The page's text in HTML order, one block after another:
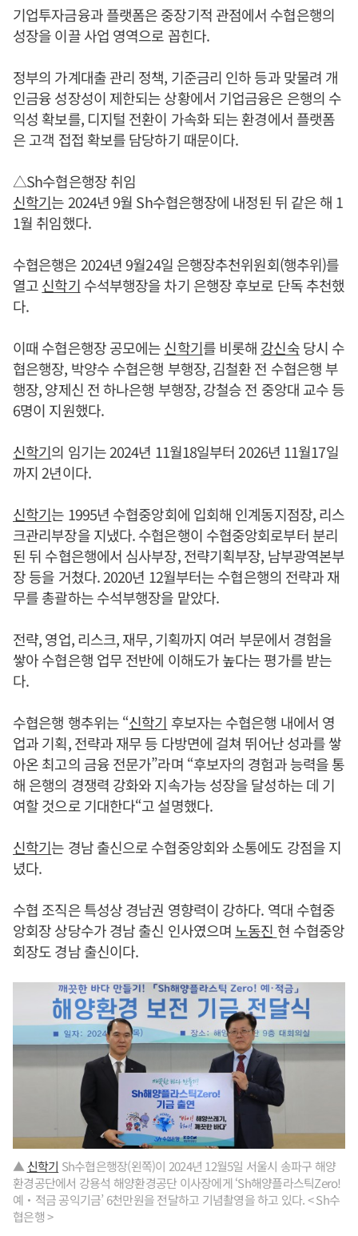
기업투자금융과 플랫폼은 중장기적 관점에서 수협은행의
성장을 이끌 사업 영역으로 꼽힌다.
정부의 가계대출 관리 정책, 기준금리 인하 등과 맞물려 개
인금융 성장성이 제한되는 상황에서 기업금융은 은행의 수
익성 확보를, 디지털 전환이 가속화 되는 환경에서 플랫폼
은 고객 접접 확보를 담당하기 때문이다.
△Sh수협은행장 취임
신학기는 2024년 9월 Sh수협은행장에 내정된 뒤 같은 해 1
1월 취임했다.
수협은행은 2024년 9월24일 은행장추천위원회(행추위)를
열고신학기 수석부행장을 차기 은행장 후보로 단독 추천했
다.
이때 수협은행장 공모에는신학기를 비롯해 강신숙당시 수
협은행장, 박양수 수협은행 부행장, 김철환 전 수협은행 부
행장, 양제신 전 하나은행 부행장, 강철승 전 중앙대 교수 등
6명이 지원했다.
신학기의 임기는 2024년 11월18일부터 2026년 11월17일
까지 2년이다.
신학기는 1995년 수협중앙회에 입회해 인계동지점장, 리스
크관리부장을 지냈다. 수협은행이 수협중앙회로부터 분리
된 뒤 수협은행에서 심사부장, 전략기획부장, 남부광역본부
장 등을 거쳤다. 2020년 12월부터는 수협은행의 전략과 재
무를 총괄하는 수석부행장을 맡았다.
전략, 영업, 리스크, 재무, 기획까지 여러 부문에서 경험을
쌓아 수협은행 업무 전반에 이해도가 높다는 평가를 받는
다.
수협은행 행추위는 “신학기 후보자는 수협은행 내에서 영
업과 기획, 전략과 재무 등 다방면에 걸쳐 뛰어난 성과를 쌓
아온 최고의 금융 전문가”라며 “후보자의 경험과 능력을 통
해 은행의 경쟁력 강화와 지속가능 성장을 달성하는 데 기
여할 것으로 기대한다“고 설명했다.
신학기는 경남 출신으로 수협중앙회와 소통에도 강점을 지
녔다.
수협 조직은 특성상 경남권 영향력이 강하다. 역대 수협중
앙회장 상당수가 경남 출신 인사였으며 노동진 현 수협중앙
회장도 경남 출신이다.
▲ 신학기 Sh수협은행장(왼쪽)이 2024년 12월5일 서울시 송파구 해양
환경공단에서 강용석 해양환경공단 이사장에게 ‘Sh해양플라스틱Zero!
예‧적금 공익기금’ 6천만원을 전달하고 기념촬영을 하고 있다. < Sh수
협은행 >